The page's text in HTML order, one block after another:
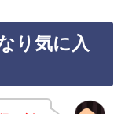
り気に入